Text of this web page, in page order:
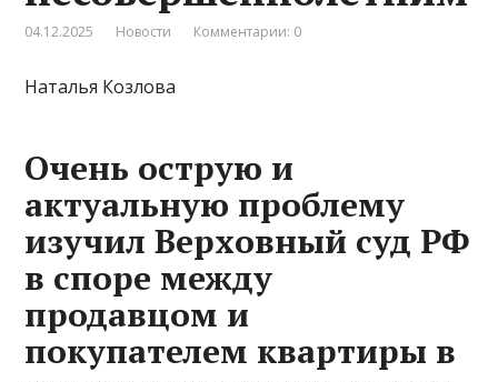
04.12.2025 Новости Комментарии: 0
Наталья Козлова
Очень острую и
актуальную проблему
изучил Верховный суд РФ
в споре между
продавцом и
покупателем квартиры в